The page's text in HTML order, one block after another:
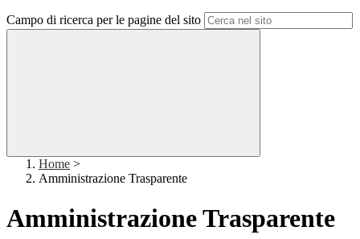
Campo di ricerca per le pagine del sito
Home >
Amministrazione Trasparente
Amministrazione Trasparente